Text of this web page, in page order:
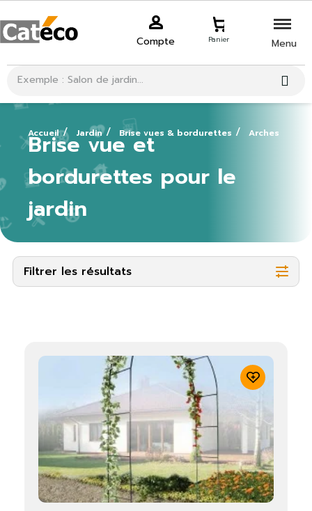
Compte Panier Menu
Accueil Jardin Brise vues & bordurettes Arches
Brise vue et
bordurettes pour le
jardin
Filtrer les résultats